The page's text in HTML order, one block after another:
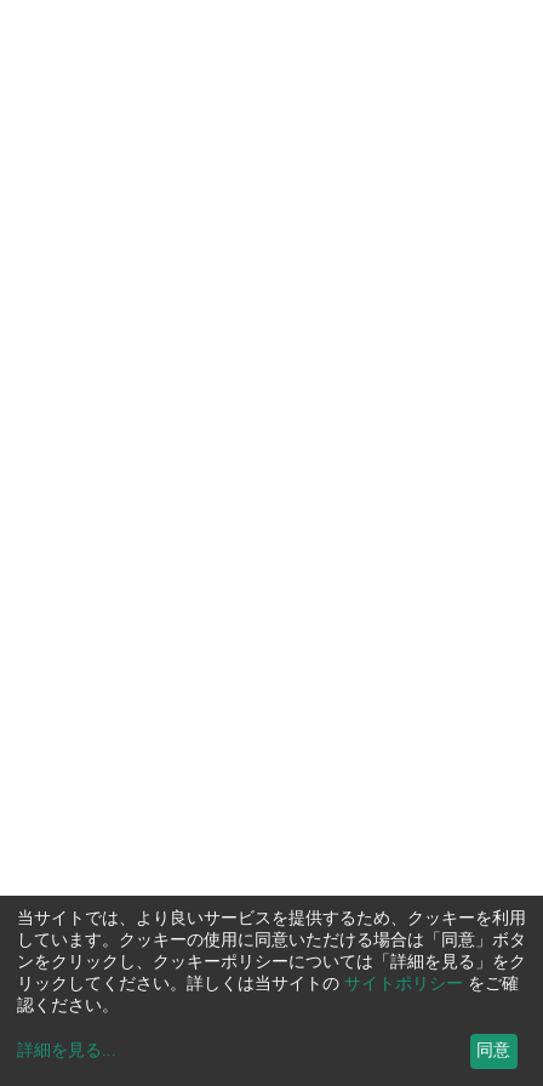
当サイトでは、より良いサービスを提供するため、クッキーを利用
しています。クッキーの使用に同意いただける場合は「同意」ボタ
ンをクリックし、クッキーポリシーについては「詳細を見る」をク
リックしてください。詳しくは当サイトの サイトポリシー をご確
認ください。
詳細を見る ... 同意